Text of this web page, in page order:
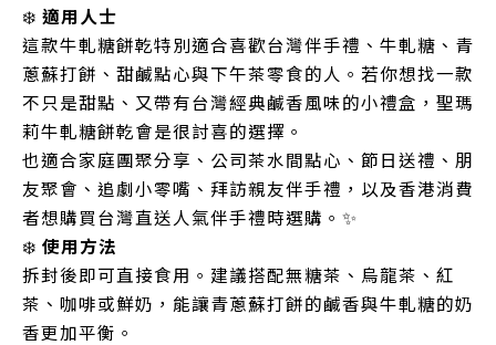
❄️ 適用人士
這款牛軋糖餅乾特別適合喜歡台灣伴手禮、牛軋糖、青
蔥蘇打餅、甜鹹點心與下午茶零食的人。若你想找一款
不只是甜點、又帶有台灣經典鹹香風味的小禮盒，聖瑪
莉牛軋糖餅乾會是很討喜的選擇。
也適合家庭團聚分享、公司茶水間點心、節日送禮、朋
友聚會、追劇小零嘴、拜訪親友伴手禮，以及香港消費
者想購買台灣直送人氣伴手禮時選購。✨
❄️ 使用方法
拆封後即可直接食用。建議搭配無糖茶、烏龍茶、紅
茶、咖啡或鮮奶，能讓青蔥蘇打餅的鹹香與牛軋糖的奶
香更加平衡。